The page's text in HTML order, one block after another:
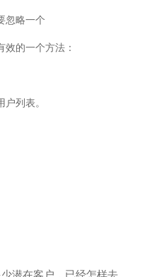
忽略一个
的一个方法：
列表。